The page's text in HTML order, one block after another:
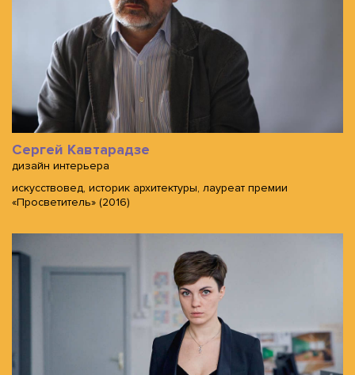
Сергей Кавтарадзе
дизайн интерьера
искусствовед, историк архитектуры, лауреат премии
«Просветитель» (2016)